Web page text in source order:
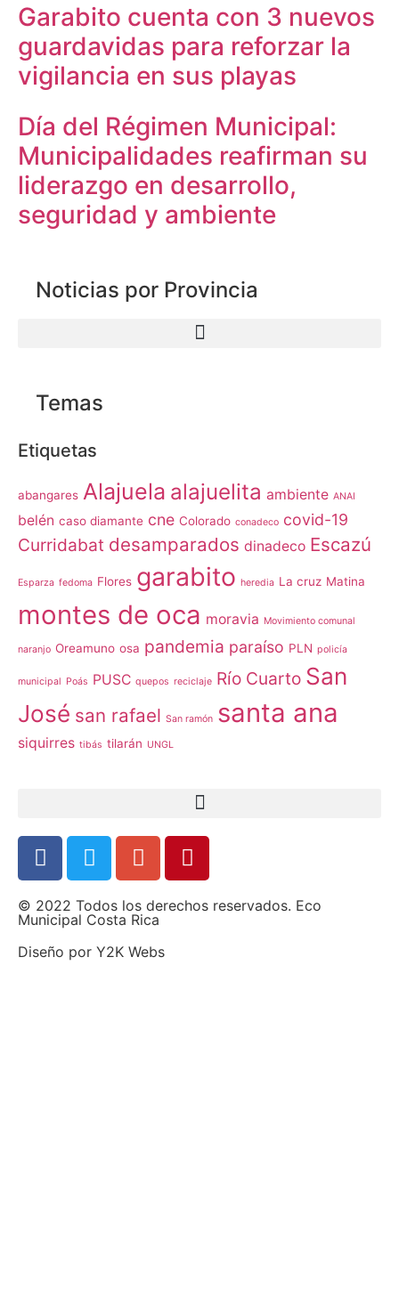
Garabito cuenta con 3 nuevos
guardavidas para reforzar la
vigilancia en sus playas
Día del Régimen Municipal:
Municipalidades reafirman su
liderazgo en desarrollo,
seguridad y ambiente
Noticias por Provincia
Temas
Etiquetas
abangares Alajuela alajuelita ambiente ANAI
belén caso diamante cne Colorado conadeco covid-19
Curridabat desamparados dinadeco Escazú
Esparza fedoma Flores garabito heredia La cruz Matina
montes de oca moravia Movimiento comunal
naranjo Oreamuno osa pandemia paraíso PLN policía
municipal Poás PUSC quepos reciclaje Río Cuarto San
José san rafael San ramón santa ana
siquirres tibás tilarán UNGL
© 2022 Todos los derechos reservados. Eco
Municipal Costa Rica
Diseño por Y2K Webs